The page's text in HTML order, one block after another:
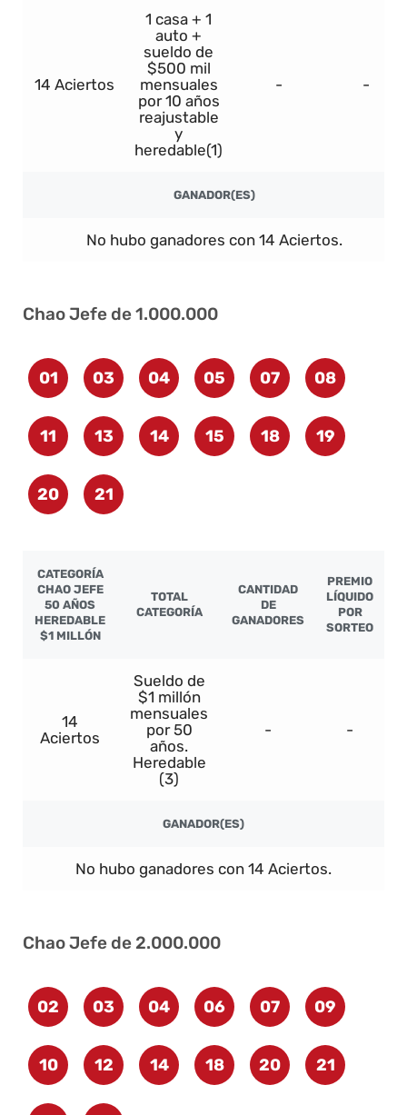
14 Aciertos
1 casa + 1
auto +
sueldo de
$500 mil
mensuales
por 10 años
reajustable
y
heredable(1)
- -
GANADOR(ES)
No hubo ganadores con 14 Aciertos.
Chao Jefe de 1.000.000
01 03 04 05 07 08
11 13 14 15 18 19
20 21
CATEGORÍA
CHAO JEFE
50 AÑOS
HEREDABLE
$1 MILLÓN
TOTAL
CATEGORÍA
CANTIDAD
DE
GANADORES
PREMIO
LÍQUIDO
POR
SORTEO
14
Aciertos
Sueldo de
$1 millón
mensuales
por 50
años.
Heredable
(3)
- -
GANADOR(ES)
No hubo ganadores con 14 Aciertos.
Chao Jefe de 2.000.000
02 03 04 06 07 09
10 12 14 18 20 21